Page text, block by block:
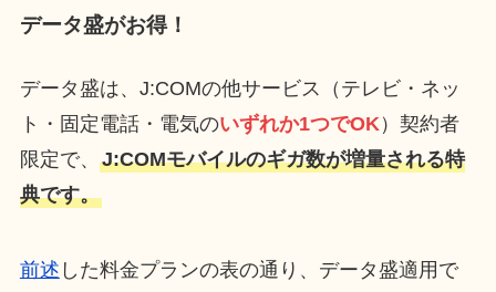
データ盛がお得！
データ盛は、J:COMの他サービス（テレビ・ネッ
ト・固定電話・電気のいずれか1つでOK ）契約者
限定で、 J:COMモバイルのギガ数が増量される特
典です。
前述 した料金プランの表の通り、データ盛適用で